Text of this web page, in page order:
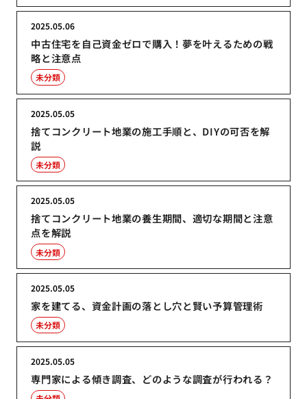
中古住宅を自己資金ゼロで購入！夢を叶えるための戦
略と注意点
2025.05.06
未分類
捨てコンクリート地業の施工手順と、DIYの可否を解
説
2025.05.05
未分類
捨てコンクリート地業の養生期間、適切な期間と注意
点を解説
2025.05.05
未分類
家を建てる、資金計画の落とし穴と賢い予算管理術
2025.05.05
未分類
専門家による傾き調査、どのような調査が行われる？
2025.05.05